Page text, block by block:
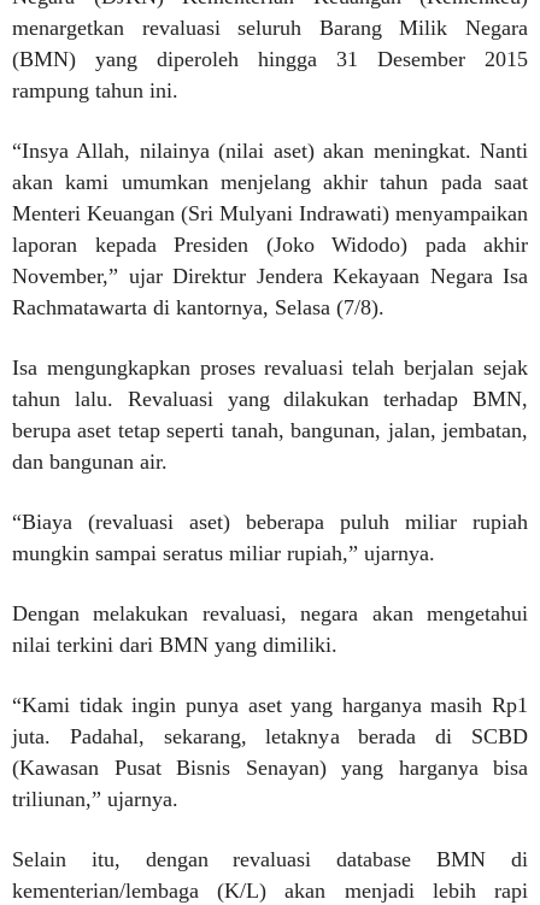
menargetkan revaluasi seluruh Barang Milik Negara
(BMN) yang diperoleh hingga 31 Desember 2015
rampung tahun ini.
“Insya Allah, nilainya (nilai aset) akan meningkat. Nanti
akan kami umumkan menjelang akhir tahun pada saat
Menteri Keuangan (Sri Mulyani Indrawati) menyampaikan
laporan kepada Presiden (Joko Widodo) pada akhir
November,” ujar Direktur Jendera Kekayaan Negara Isa
Rachmatawarta di kantornya, Selasa (7/8).
Isa mengungkapkan proses revaluasi telah berjalan sejak
tahun lalu. Revaluasi yang dilakukan terhadap BMN,
berupa aset tetap seperti tanah, bangunan, jalan, jembatan,
dan bangunan air.
“Biaya (revaluasi aset) beberapa puluh miliar rupiah
mungkin sampai seratus miliar rupiah,” ujarnya.
Dengan melakukan revaluasi, negara akan mengetahui
nilai terkini dari BMN yang dimiliki.
“Kami tidak ingin punya aset yang harganya masih Rp1
juta. Padahal, sekarang, letaknya berada di SCBD
(Kawasan Pusat Bisnis Senayan) yang harganya bisa
triliunan,” ujarnya.
Selain itu, dengan revaluasi database BMN di
kementerian/lembaga (K/L) akan menjadi lebih rapi